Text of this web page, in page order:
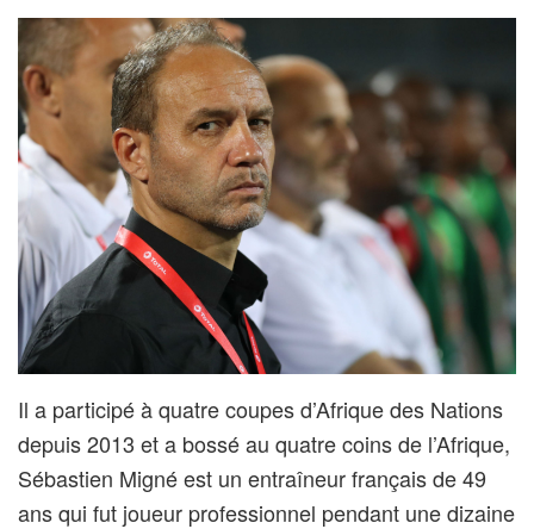
Il a participé à quatre coupes d’Afrique des Nations
depuis 2013 et a bossé au quatre coins de l’Afrique,
Sébastien Migné est un entraîneur français de 49
ans qui fut joueur professionnel pendant une dizaine